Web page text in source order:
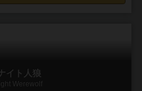
イト人狼
Werewolf